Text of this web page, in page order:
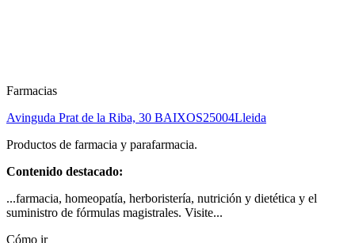
Farmacias
Avinguda Prat de la Riba, 30 BAIXOS25004Lleida
Productos de farmacia y parafarmacia.
Contenido destacado:
...farmacia, homeopatía, herboristería, nutrición y dietética y el
suministro de fórmulas magistrales. Visite...
Cómo ir